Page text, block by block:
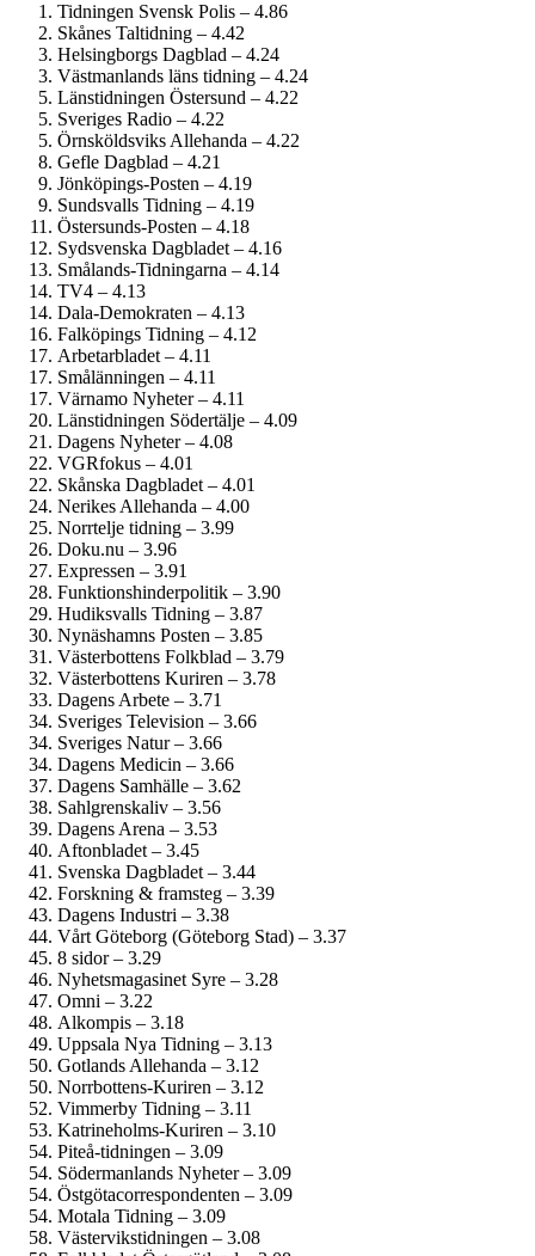
Tidningen Svensk Polis – 4.86
Skånes Taltidning – 4.42
Helsingborgs Dagblad – 4.24
Västmanlands läns tidning – 4.24
Länstidningen Östersund – 4.22
Sveriges Radio – 4.22
Örnsköldsviks Allehanda – 4.22
Gefle Dagblad – 4.21
Jönköpings-Posten – 4.19
Sundsvalls Tidning – 4.19
Östersunds-Posten – 4.18
Sydsvenska Dagbladet – 4.16
Smålands-Tidningarna – 4.14
TV4 – 4.13
Dala-Demokraten – 4.13
Falköpings Tidning – 4.12
Arbetarbladet – 4.11
Smålänningen – 4.11
Värnamo Nyheter – 4.11
Länstidningen Södertälje – 4.09
Dagens Nyheter – 4.08
VGRfokus – 4.01
Skånska Dagbladet – 4.01
Nerikes Allehanda – 4.00
Norrtelje tidning – 3.99
Doku.nu – 3.96
Expressen – 3.91
Funktionshinder­politik – 3.90
Hudiksvalls Tidning – 3.87
Nynäshamns Posten – 3.85
Västerbottens Folkblad – 3.79
Västerbottens Kuriren – 3.78
Dagens Arbete – 3.71
Sveriges Television – 3.66
Sveriges Natur – 3.66
Dagens Medicin – 3.66
Dagens Samhälle – 3.62
Sahlgrenskaliv – 3.56
Dagens Arena – 3.53
Aftonbladet – 3.45
Svenska Dagbladet – 3.44
Forskning & framsteg – 3.39
Dagens Industri – 3.38
Vårt Göteborg (Göteborg Stad) – 3.37
8 sidor – 3.29
Nyhetsmagasinet Syre – 3.28
Omni – 3.22
Alkompis – 3.18
Uppsala Nya Tidning – 3.13
Gotlands Allehanda – 3.12
Norrbottens-Kuriren – 3.12
Vimmerby Tidning – 3.11
Katrineholms-Kuriren – 3.10
Piteå-tidningen – 3.09
Söderman­lands Nyheter – 3.09
Östgöta­correspondenten – 3.09
Motala Tidning – 3.09
Västervikstidningen – 3.08